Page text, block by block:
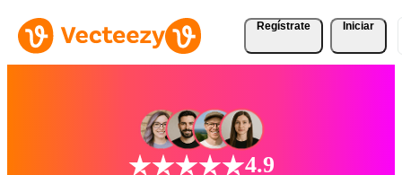
Regístrate Iniciar
4.9